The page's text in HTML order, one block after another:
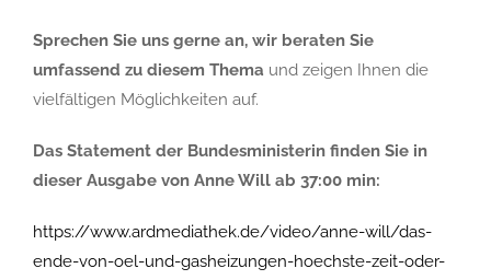
Sprechen Sie uns gerne an, wir beraten Sie
umfassend zu diesem Thema und zeigen Ihnen die
vielfältigen Möglichkeiten auf.
Das Statement der Bundesministerin finden Sie in
dieser Ausgabe von Anne Will ab 37:00 min:
https://www.ardmediathek.de/video/anne-will/das-
ende-von-oel-und-gasheizungen-hoechste-zeit-oder-